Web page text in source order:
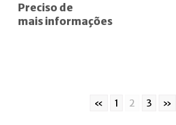
Preciso de
mais informações
« 1 2 3 »